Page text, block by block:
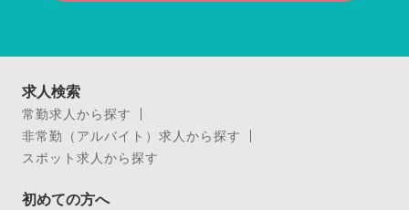
求人検索
常勤求人から探す
非常勤（アルバイト）求人から探す
スポット求人から探す
初めての方へ